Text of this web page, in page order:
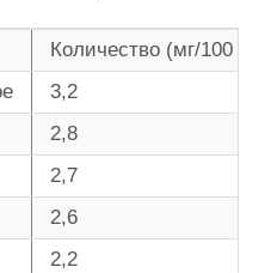
Количество (мг/100 г)
3,2
2,8
2,7
2,6
2,2